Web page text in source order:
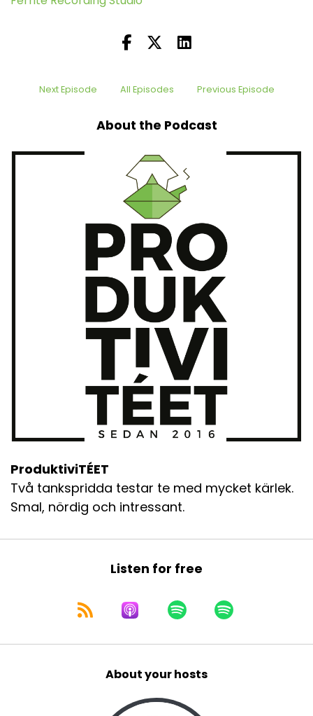
Next Episode All Episodes Previous Episode
About the Podcast
ProduktiviTÉET
Två tankspridda testar te med mycket kärlek.
Smal, nördig och intressant.
Listen for free
About your hosts